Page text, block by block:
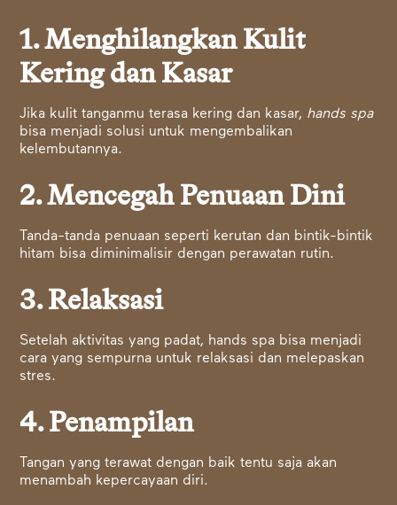
1. Menghilangkan Kulit
Kering dan Kasar
Jika kulit tanganmu terasa kering dan kasar, hands spa
bisa menjadi solusi untuk mengembalikan
kelembutannya.
2. Mencegah Penuaan Dini
Tanda-tanda penuaan seperti kerutan dan bintik-bintik
hitam bisa diminimalisir dengan perawatan rutin.
3. Relaksasi
Setelah aktivitas yang padat, hands spa bisa menjadi
cara yang sempurna untuk relaksasi dan melepaskan
stres.
4. Penampilan
Tangan yang terawat dengan baik tentu saja akan
menambah kepercayaan diri.